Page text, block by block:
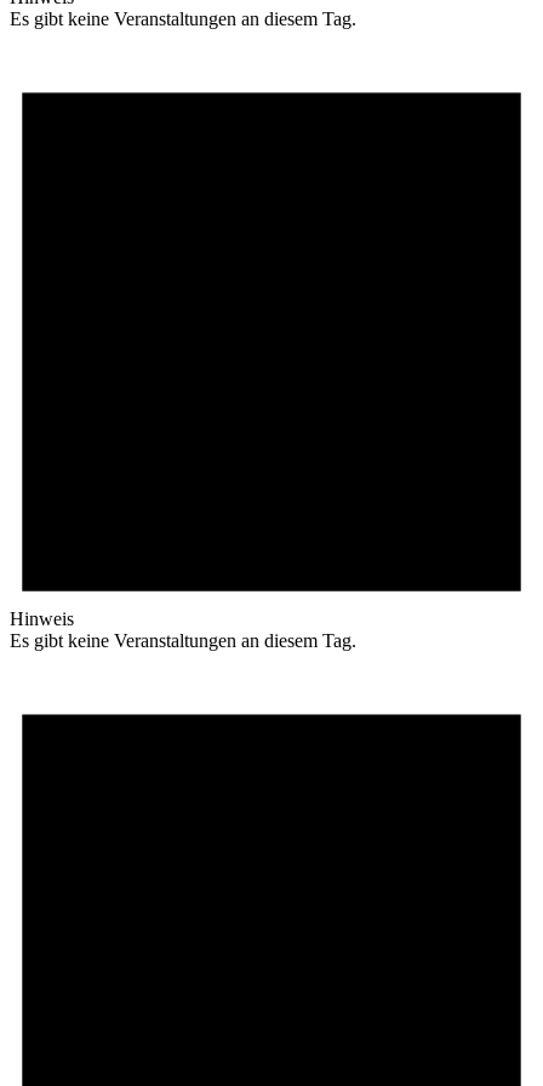
Es gibt keine Veranstaltungen an diesem Tag.
Hinweis
Es gibt keine Veranstaltungen an diesem Tag.